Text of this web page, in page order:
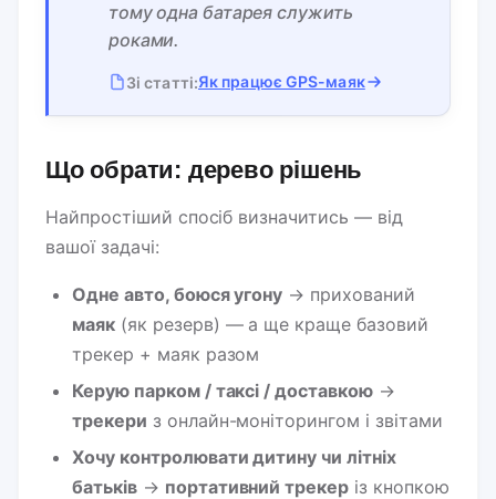
тому одна батарея служить
роками.
Зі статті:Як працює GPS-маяк
Що обрати: дерево рішень
Найпростіший спосіб визначитись — від
вашої задачі:
Одне авто, боюся угону → прихований
маяк(як резерв) — а ще краще базовий
трекер + маяк разом
Керую парком / таксі / доставкою →
трекери з онлайн-моніторингом і звітами
Хочу контролювати дитину чи літніх
батьків→ портативний трекер із кнопкою